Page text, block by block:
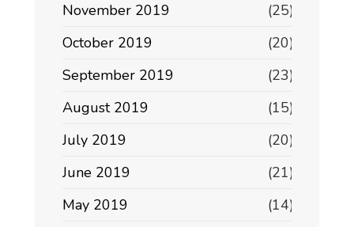
November 2019
(25)
October 2019
(20)
September 2019
(23)
August 2019
(15)
July 2019
(20)
June 2019
(21)
May 2019
(14)